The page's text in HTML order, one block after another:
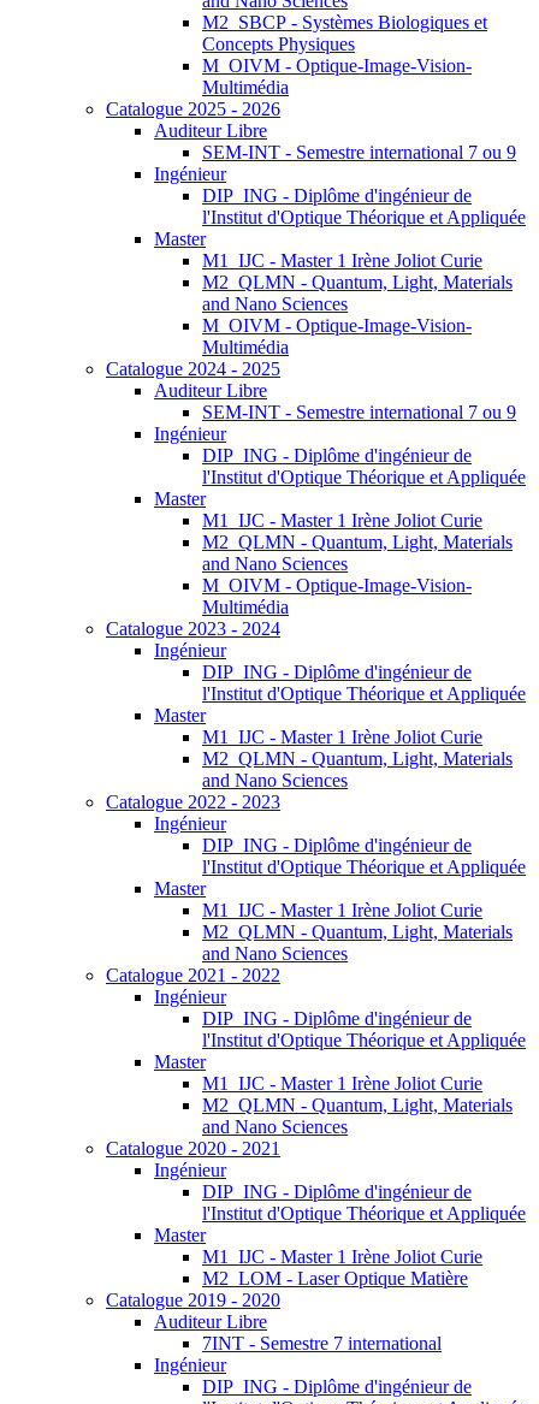
M2_SBCP - Systèmes Biologiques et
Concepts Physiques
M_OIVM - Optique-Image-Vision-
Multimédia
Catalogue 2025 - 2026
Auditeur Libre
SEM-INT - Semestre international 7 ou 9
Ingénieur
DIP_ING - Diplôme d'ingénieur de
l'Institut d'Optique Théorique et Appliquée
Master
M1_IJC - Master 1 Irène Joliot Curie
M2_QLMN - Quantum, Light, Materials
and Nano Sciences
M_OIVM - Optique-Image-Vision-
Multimédia
Catalogue 2024 - 2025
Auditeur Libre
SEM-INT - Semestre international 7 ou 9
Ingénieur
DIP_ING - Diplôme d'ingénieur de
l'Institut d'Optique Théorique et Appliquée
Master
M1_IJC - Master 1 Irène Joliot Curie
M2_QLMN - Quantum, Light, Materials
and Nano Sciences
M_OIVM - Optique-Image-Vision-
Multimédia
Catalogue 2023 - 2024
Ingénieur
DIP_ING - Diplôme d'ingénieur de
l'Institut d'Optique Théorique et Appliquée
Master
M1_IJC - Master 1 Irène Joliot Curie
M2_QLMN - Quantum, Light, Materials
and Nano Sciences
Catalogue 2022 - 2023
Ingénieur
DIP_ING - Diplôme d'ingénieur de
l'Institut d'Optique Théorique et Appliquée
Master
M1_IJC - Master 1 Irène Joliot Curie
M2_QLMN - Quantum, Light, Materials
and Nano Sciences
Catalogue 2021 - 2022
Ingénieur
DIP_ING - Diplôme d'ingénieur de
l'Institut d'Optique Théorique et Appliquée
Master
M1_IJC - Master 1 Irène Joliot Curie
M2_QLMN - Quantum, Light, Materials
and Nano Sciences
Catalogue 2020 - 2021
Ingénieur
DIP_ING - Diplôme d'ingénieur de
l'Institut d'Optique Théorique et Appliquée
Master
M1_IJC - Master 1 Irène Joliot Curie
M2_LOM - Laser Optique Matière
Catalogue 2019 - 2020
Auditeur Libre
7INT - Semestre 7 international
Ingénieur
DIP_ING - Diplôme d'ingénieur de